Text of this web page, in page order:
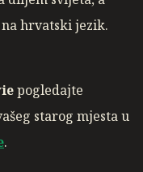
hrvatski jezik.
pogledajte
starog mjesta u
.